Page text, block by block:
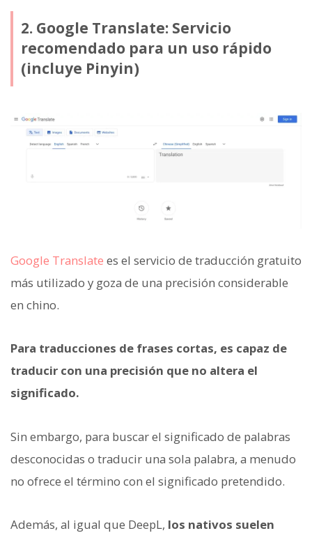
2. Google Translate: Servicio
recomendado para un uso rápido
(incluye Pinyin)
Google Translate es el servicio de traducción gratuito
más utilizado y goza de una precisión considerable
en chino.
Para traducciones de frases cortas, es capaz de
traducir con una precisión que no altera el
significado.
Sin embargo, para buscar el significado de palabras
desconocidas o traducir una sola palabra, a menudo
no ofrece el término con el significado pretendido.
Además, al igual que DeepL, los nativos suelen